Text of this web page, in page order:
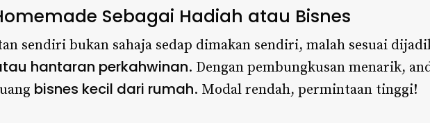
Sebagai Hadiah atau Bisnes
sendiri bukan sahaja sedap dimakan sendiri, malah sesuai
hantaran perkahwinan. Dengan pembungkusan menarik,
bisnes kecil dari rumah. Modal rendah, permintaan tinggi!